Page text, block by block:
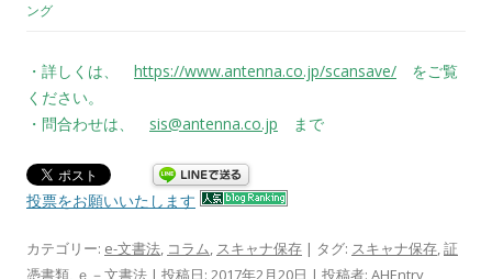
ング
・詳しくは、 https://www.antenna.co.jp/scansave/ をご覧
ください。
・問合わせは、 sis@antenna.co.jp まで
投票をお願いいたします
カテゴリー: e-文書法, コラム, スキャナ保存 | タグ: スキャナ保存,証
憑書類, ｅ－文書法 | 投稿日: 2017年2月20日 | 投稿者: AHEntry